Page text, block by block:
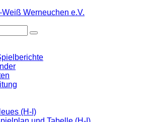
Werneuchen e.V.
(H-I)